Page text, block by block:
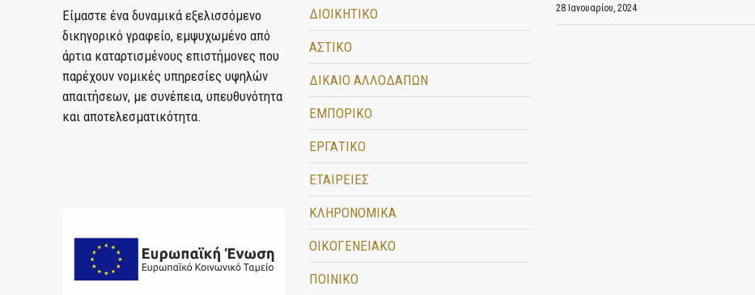
Είμαστε ένα δυναμικά εξελισσόμενο
δικηγορικό γραφείο, εμψυχωμένο από
άρτια καταρτισμένους επιστήμονες που
παρέχουν νομικές υπηρεσίες υψηλών
απαιτήσεων, με συνέπεια, υπευθυνότητα
και αποτελεσματικότητα.
ΔΙΟΙΚΗΤΙΚΟ
ΑΣΤΙΚΟ
ΔΙΚΑΙΟ ΑΛΛΟΔΑΠΩΝ
ΕΜΠΟΡΙΚΟ
ΕΡΓΑΤΙΚΟ
ΕΤΑΙΡΕΙΕΣ
ΚΛΗΡΟΝΟΜΙΚΑ
ΟΙΚΟΓΕΝΕΙΑΚΟ
ΠΟΙΝΙΚΟ
28 Ιανουαρίου, 2024